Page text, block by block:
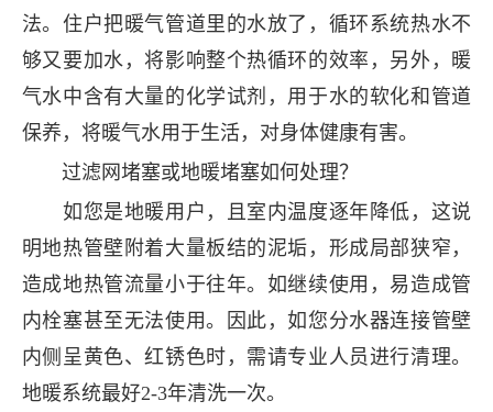
法。住户把暖气管道里的水放了，循环系统热水不
够又要加水，将影响整个热循环的效率，另外，暖
气水中含有大量的化学试剂，用于水的软化和管道
保养，将暖气水用于生活，对身体健康有害。
过滤网堵塞或地暖堵塞如何处理？
如您是地暖用户，且室内温度逐年降低，这说
明地热管壁附着大量板结的泥垢，形成局部狭窄，
造成地热管流量小于往年。如继续使用，易造成管
内栓塞甚至无法使用。因此，如您分水器连接管壁
内侧呈黄色、红锈色时，需请专业人员进行清理。
地暖系统最好2-3年清洗一次。